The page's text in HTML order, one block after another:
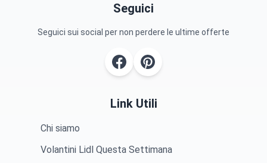
Seguici
Seguici sui social per non perdere le ultime offerte
Link Utili
Chi siamo
Volantini Lidl Questa Settimana